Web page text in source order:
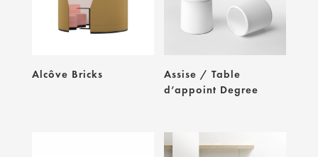
Alcôve Bricks
Assise / Table
d’appoint Degree